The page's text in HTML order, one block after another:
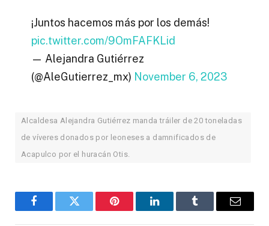
¡Juntos hacemos más por los demás!
pic.twitter.com/9OmFAFKLid
— Alejandra Gutiérrez
(@AleGutierrez_mx) November 6, 2023
Alcaldesa Alejandra Gutiérrez manda tráiler de 20 toneladas
de víveres donados por leoneses a damnificados de
Acapulco por el huracán Otis.
FacebookTwitter Pinterest LinkedInTumblr Email